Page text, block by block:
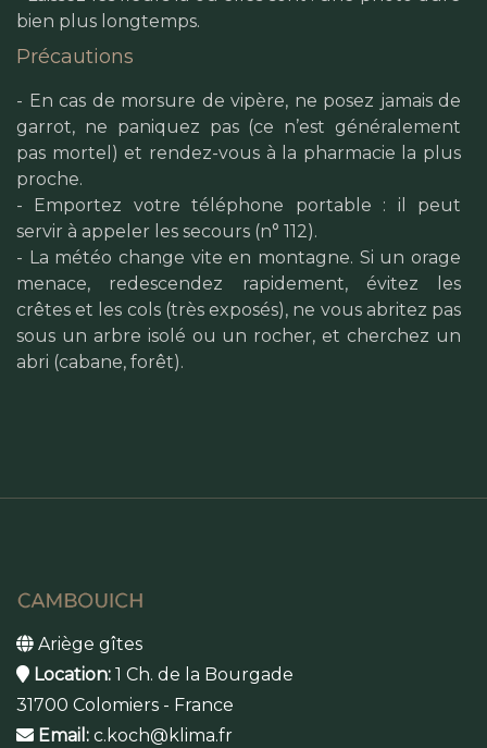
bien plus longtemps.
Précautions
- En cas de morsure de vipère, ne posez jamais de
garrot, ne paniquez pas (ce n’est généralement
pas mortel) et rendez-vous à la pharmacie la plus
proche.
- Emportez votre téléphone portable : il peut
servir à appeler les secours (n° 112).
- La météo change vite en montagne. Si un orage
menace, redescendez rapidement, évitez les
crêtes et les cols (très exposés), ne vous abritez pas
sous un arbre isolé ou un rocher, et cherchez un
abri (cabane, forêt).
Ariège gîtes
Location: 1 Ch. de la Bourgade
31700 Colomiers - France
Email: c.koch@klima.fr